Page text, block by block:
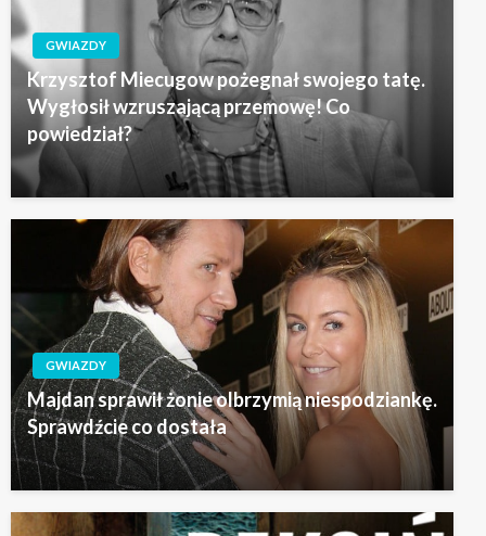
GWIAZDY
Krzysztof Miecugow pożegnał swojego tatę.
Wygłosił wzruszającą przemowę! Co
powiedział?
GWIAZDY
Majdan sprawił żonie olbrzymią niespodziankę.
Sprawdźcie co dostała